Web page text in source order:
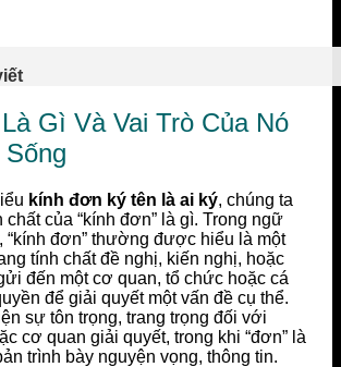
Gì Và Vai Trò Của Nó
kính đơn ký tên là ai ký, chúng ta
chất của “kính đơn” là gì. Trong ngữ
“kính đơn” thường được hiểu là một
tính chất đề nghị, kiến nghị, hoặc
đến một cơ quan, tổ chức hoặc cá
để giải quyết một vấn đề cụ thể.
sự tôn trọng, trang trọng đối với
cơ quan giải quyết, trong khi “đơn” là
trình bày nguyện vọng, thông tin.